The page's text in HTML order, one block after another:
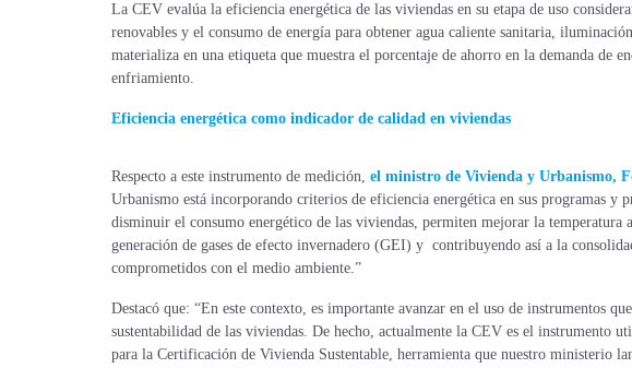
La CEV evalúa la eficiencia energética de las viviendas en su etapa de uso
renovables y el consumo de energía para obtener agua caliente sanitaria,
materializa en una etiqueta que muestra el porcentaje de ahorro en la demanda de
enfriamiento.
Eficiencia energética como indicador de calidad en viviendas
Respecto a este instrumento de medición, el ministro de Vivienda y Urbanismo,
Urbanismo está incorporando criterios de eficiencia energética en sus programas
disminuir el consumo energético de las viviendas, permiten mejorar la
generación de gases de efecto invernadero (GEI) y contribuyendo así a la
comprometidos con el medio ambiente.”
Destacó que: “En este contexto, es importante avanzar en el uso de instrumentos
sustentabilidad de las viviendas. De hecho, actualmente la CEV es el instrumento
para la Certificación de Vivienda Sustentable, herramienta que nuestro ministerio